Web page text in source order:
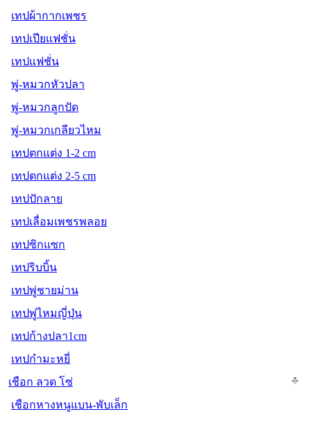
เทปผ้ากากเพชร
เทปเปียแฟชั่น
เทปแฟชั่น
พู่-หมวกหัวปลา
พู่-หมวกลูกปัด
พู่-หมวกเกลียวไหม
เทปตกแต่ง 1-2 cm
เทปตกแต่ง 2-5 cm
เทปปักลาย
เทปเลื่อมเพชรพลอย
เทปซิกแซก
เทปริบบิ้น
เทปพู่ชายม่าน
เทปพู่ไหมญี่ปุ่น
เทปก้างปลา1cm
เทปกำมะหยี่
เชือก ลวด โซ่
เชือกหางหนูแบน-พับเล็ก